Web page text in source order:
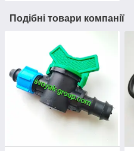
Подібні товари компанії